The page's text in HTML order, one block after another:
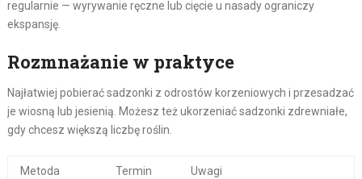
regularnie — wyrywanie ręczne lub cięcie u nasady ograniczy
ekspansję.
Rozmnażanie w praktyce
Najłatwiej pobierać sadzonki z odrostów korzeniowych i przesadzać
je wiosną lub jesienią. Możesz też ukorzeniać sadzonki zdrewniałe,
gdy chcesz większą liczbę roślin.
Metoda Termin Uwagi